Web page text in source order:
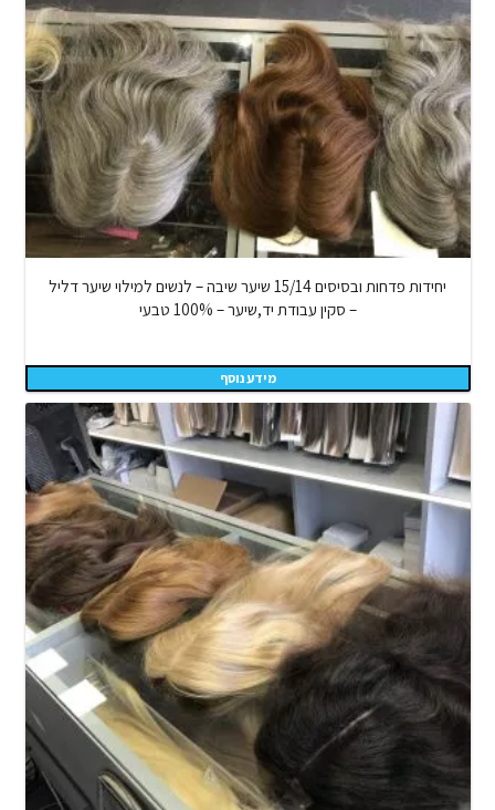
יחידות פדחות ובסיסים 15/14 שיער שיבה – לנשים למילוי שיער דליל
– סקין עבודת יד,שיער – 100% טבעי
מידע נוסף